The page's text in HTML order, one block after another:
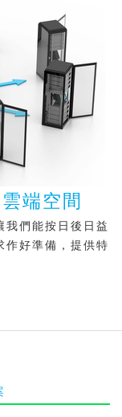
端空間
我們能按日後日益
作好準備，提供特